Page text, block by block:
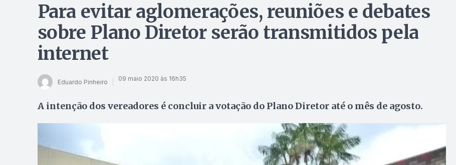
Para evitar aglomerações, reuniões e debates
sobre Plano Diretor serão transmitidos pela
internet
Eduardo Pinheiro 09 maio 2020 às 16h35
A intenção dos vereadores é concluir a votação do Plano Diretor até o mês de agosto.